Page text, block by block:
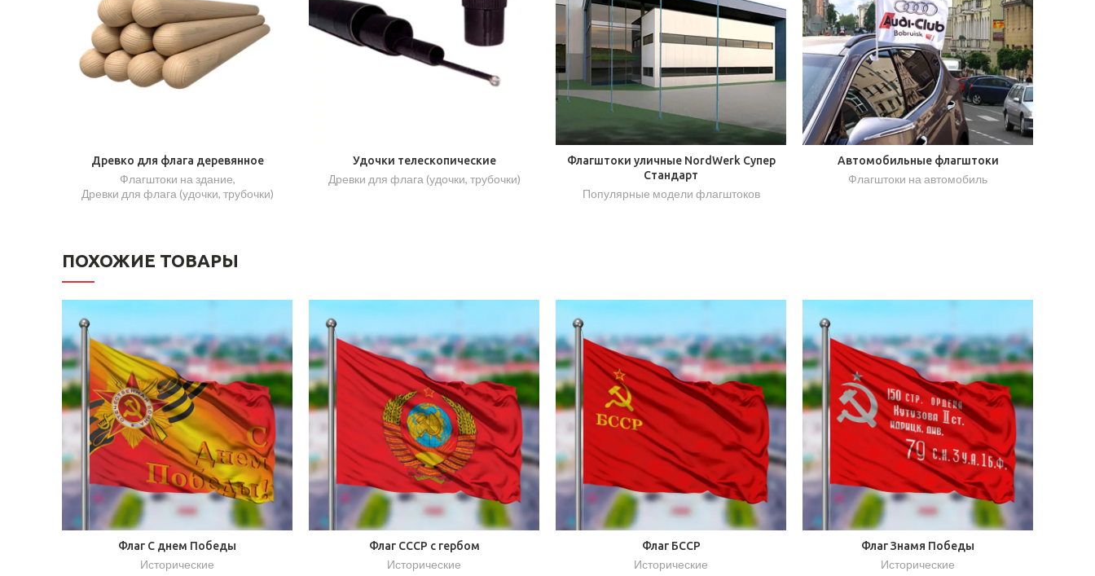
Древко для флага деревянное
Флагштоки на здание,
Древки для флага (удочки, трубочки)
Удочки телескопические
Древки для флага (удочки, трубочки)
Флагштоки уличные NordWerk Супер
Стандарт
Популярные модели флагштоков
Автомобильные флагштоки
Флагштоки на автомобиль
ПОХОЖИЕ ТОВАРЫ
Флаг С днем Победы
Исторические
Флаг СССР с гербом
Исторические
Флаг БССР
Исторические
Флаг Знамя Победы
Исторические